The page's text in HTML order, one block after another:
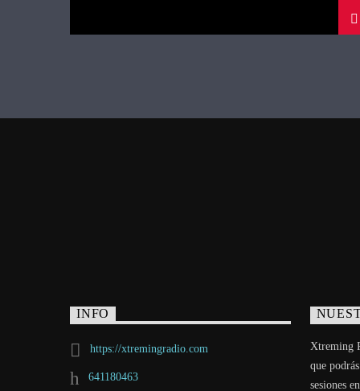
INFO
https://xtremingradio.com
641180463
Xtreming
que
sesiones